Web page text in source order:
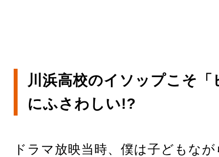
川浜高校のイソップこそ「
にふさわしい!?
ドラマ放映当時、僕は子どもな